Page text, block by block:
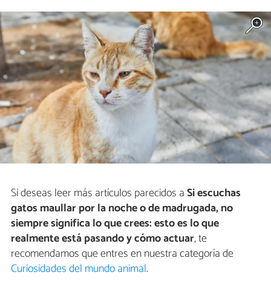
Si deseas leer más artículos parecidos aSi escuchas
gatos maullar por la noche o de madrugada, no
siempre significa lo que crees: esto es lo que
realmente está pasando y cómo actuar, te
recomendamos que entres en nuestra categoría de
Curiosidades del mundo animal.